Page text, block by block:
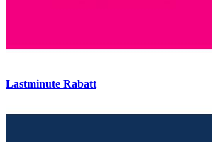
Lastminute Rabatt